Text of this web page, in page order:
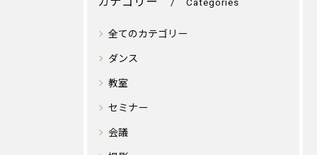
全てのカテゴリー
ダンス
教室
セミナー
会議